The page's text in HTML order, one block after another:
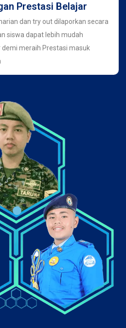
Prestasi Belajar
dan try out dilaporkan secara
siswa dapat lebih mudah
meraih Prestasi masuk